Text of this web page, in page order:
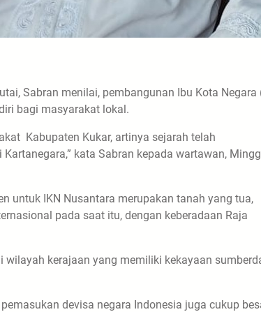
Sabran menilai, pembangunan Ibu Kota Negara
bagi masyarakat lokal.
Kabupaten Kukar, artinya sejarah telah
kata Sabran kepada wartawan,
untuk IKN Nusantara merupakan tanah yang tua,
pada saat itu, dengan keberadaan Raja
kerajaan yang memiliki kekayaan
devisa negara Indonesia juga cukup